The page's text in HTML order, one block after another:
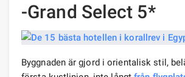
-Grand Select 5*
Byggnaden är gjord i orientalisk stil,